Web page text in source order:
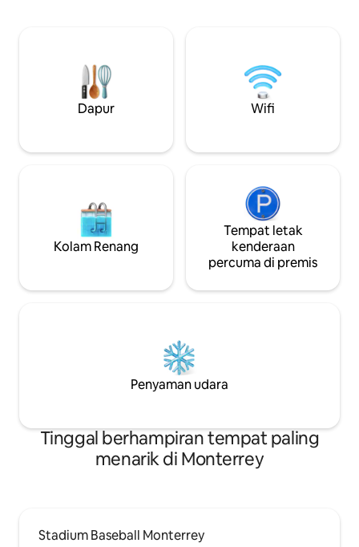
ruang kerja bersama, antara lain. Wi-Fi +
kawalan keselamatan 24 jam + 1 tempat
letak kereta berteduh tanpa sebarang
Dapur Wifi
Kolam Renang
Tempat letak
kenderaan
percuma di premis
Penyaman udara
Tinggal berhampiran tempat paling
menarik di Monterrey
Stadium Baseball Monterrey